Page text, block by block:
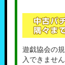
遊戯協会の
入できませ